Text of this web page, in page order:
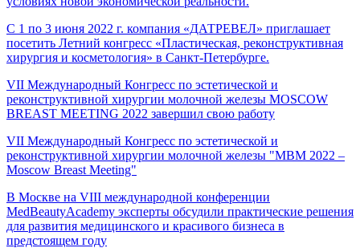
С 1 по 3 июня 2022 г. компания «ДАТРЕВЕЛ» приглашает
посетить Летний конгресс «Пластическая, реконструктивная
хирургия и косметология» в Санкт-Петербурге.
VII Международный Конгресс по эстетической и
реконструктивной хирургии молочной железы MOSCOW
BREAST MEETING 2022 завершил свою работу
VII Международный Конгресс по эстетической и
реконструктивной хирургии молочной железы "MBM 2022 –
Moscow Breast Meeting"
В Москве на VIII международной конференции
MedBeautyAcademy эксперты обсудили практические решения
для развития медицинского и красивого бизнеса в
предстоящем году